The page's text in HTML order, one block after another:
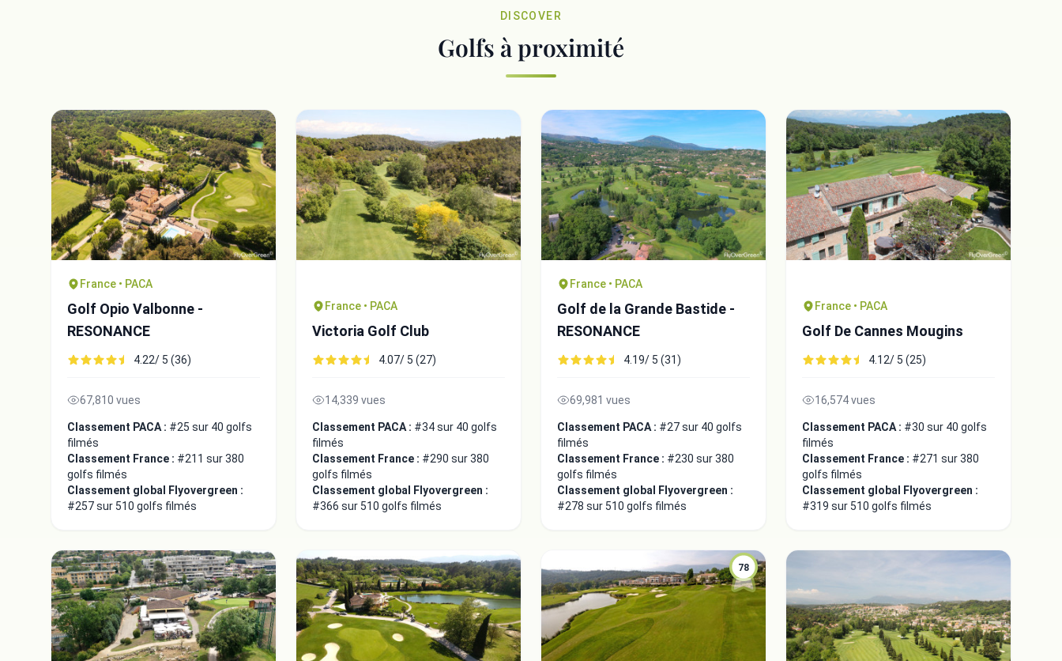
DISCOVER
Golfs à proximité
France • PACA
Golf Opio Valbonne -
RESONANCE
4.22/ 5 (36)
67,810 vues
Classement PACA : #25 sur 40 golfs
filmés
Classement France : #211 sur 380
golfs filmés
Classement global Flyovergreen :
#257 sur 510 golfs filmés
France • PACA
Victoria Golf Club
4.07/ 5 (27)
14,339 vues
Classement PACA : #34 sur 40 golfs
filmés
Classement France : #290 sur 380
golfs filmés
Classement global Flyovergreen :
#366 sur 510 golfs filmés
France • PACA
Golf de la Grande Bastide -
RESONANCE
4.19/ 5 (31)
69,981 vues
Classement PACA : #27 sur 40 golfs
filmés
Classement France : #230 sur 380
golfs filmés
Classement global Flyovergreen :
#278 sur 510 golfs filmés
France • PACA
Golf De Cannes Mougins
4.12/ 5 (25)
16,574 vues
Classement PACA : #30 sur 40 golfs
filmés
Classement France : #271 sur 380
golfs filmés
Classement global Flyovergreen :
#319 sur 510 golfs filmés
78